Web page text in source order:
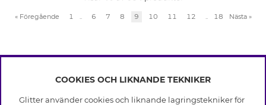
« Föregående 1 .. 6 7 8 9 10 11 12 .. 18 Nästa »
INFO
Leverans
COOKIES OCH LIKNANDE TEKNIKER
Glitter använder cookies och liknande lagringstekniker för